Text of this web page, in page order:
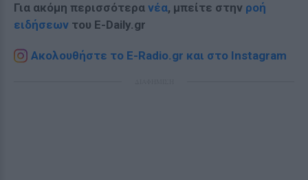
Για ακόμη περισσότερα νέα, μπείτε στην ροή
ειδήσεων του E-Daily.gr
Ακολουθήστε το E-Radio.gr και στο Instagram